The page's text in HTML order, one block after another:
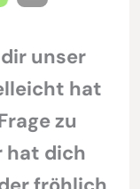
unser
hat
zu
hat dich